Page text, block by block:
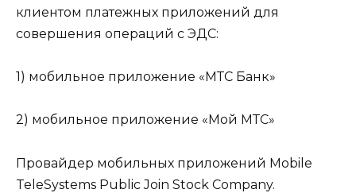
клиентом платежных приложений для
совершения операций с ЭДС:
1) мобильное приложение «МТС Банк»
2) мобильное приложение «Мой МТС»
Провайдер мобильных приложений Mobile
TeleSystems Public Join Stock Company.